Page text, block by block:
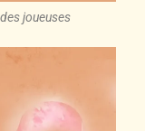
joueuses